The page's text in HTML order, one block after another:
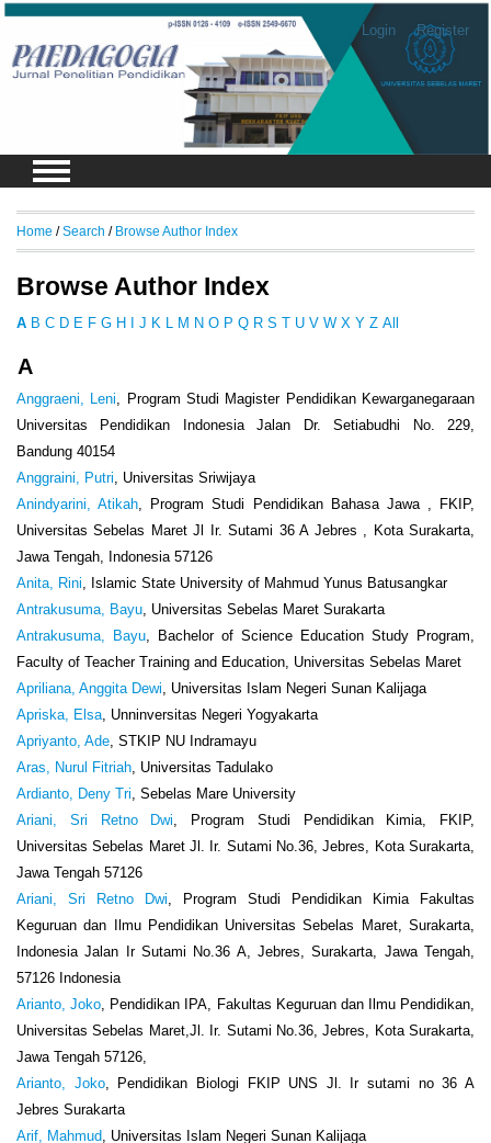
Login Register
Home /Search / Browse Author Index
Browse Author Index
A B C D E F G H J K M N O P Q R S T U V W X Y Z All
A
Anggraeni, Leni, Program Studi Magister Pendidikan Kewarganegaraan
Universitas Pendidikan Indonesia Jalan Dr. Setiabudhi No. 229,
Bandung 40154
Anggraini, Putri, Universitas Sriwijaya
Anindyarini, Atikah, Program Studi Pendidikan Bahasa Jawa , FKIP,
Universitas Sebelas Maret Jl Ir. Sutami 36 A Jebres , Kota Surakarta,
Jawa Tengah, Indonesia 57126
Anita, Rini, Islamic State University of Mahmud Yunus Batusangkar
Antrakusuma, Bayu, Universitas Sebelas Maret Surakarta
Antrakusuma, Bayu, Bachelor of Science Education Study Program,
Faculty of Teacher Training and Education, Universitas Sebelas Maret
Apriliana, Anggita Dewi, Universitas Islam Negeri Sunan Kalijaga
Apriska, Elsa, Unninversitas Negeri Yogyakarta
Apriyanto, Ade, STKIP NU Indramayu
Aras, Nurul Fitriah, Universitas Tadulako
Ardianto, Deny Tri, Sebelas Mare University
Ariani, Sri Retno Dwi, Program Studi Pendidikan Kimia, FKIP,
Universitas Sebelas Maret Jl. Ir. Sutami No.36, Jebres, Kota Surakarta,
Jawa Tengah 57126
Ariani, Sri Retno Dwi, Program Studi Pendidikan Kimia Fakultas
Keguruan dan Ilmu Pendidikan Universitas Sebelas Maret, Surakarta,
Indonesia Jalan Ir Sutami No.36 A, Jebres, Surakarta, Jawa Tengah,
57126 Indonesia
Arianto, Joko, Pendidikan IPA, Fakultas Keguruan dan Ilmu Pendidikan,
Universitas Sebelas Maret,Jl. Ir. Sutami No.36, Jebres, Kota Surakarta,
Jawa Tengah 57126,
Arianto, Joko, Pendidikan Biologi FKIP UNS Jl. Ir sutami no 36 A
Jebres Surakarta
Arif, Mahmud, Universitas Islam Negeri Sunan Kalijaga